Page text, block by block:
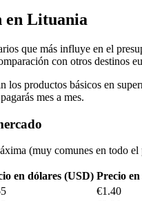
en Lituania
que más influye en el
con otros destinos
los productos básicos en
mes a mes.
(muy comunes en todo el
en dólares (USD) Precio
€1.40